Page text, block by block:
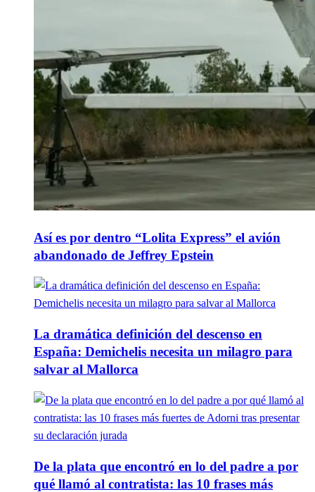
Así es por dentro “Lolita Express” el avión
abandonado de Jeffrey Epstein
La dramática definición del descenso en
España: Demichelis necesita un milagro para
salvar al Mallorca
De la plata que encontró en lo del padre a por
qué llamó al contratista: las 10 frases más